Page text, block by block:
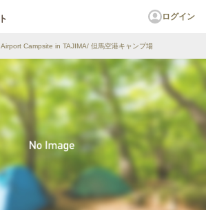
ログイン
Airport Campsite in TAJIMA/ 但馬空港キャンプ場